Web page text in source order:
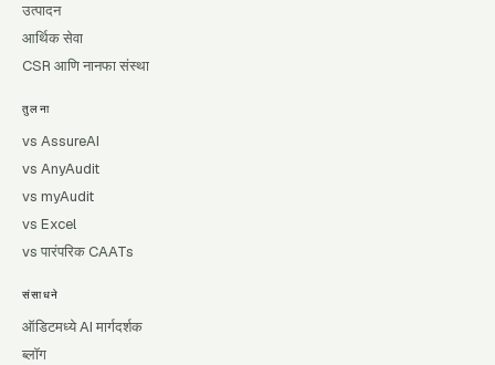
उत्पादन
आर्थिक सेवा
CSR आणि नानफा संस्था
तुलना
vs AssureAI
vs AnyAudit
vs myAudit
vs Excel
vs पारंपरिक CAATs
संसाधने
ऑडिटमध्ये AI मार्गदर्शक
ब्लॉग